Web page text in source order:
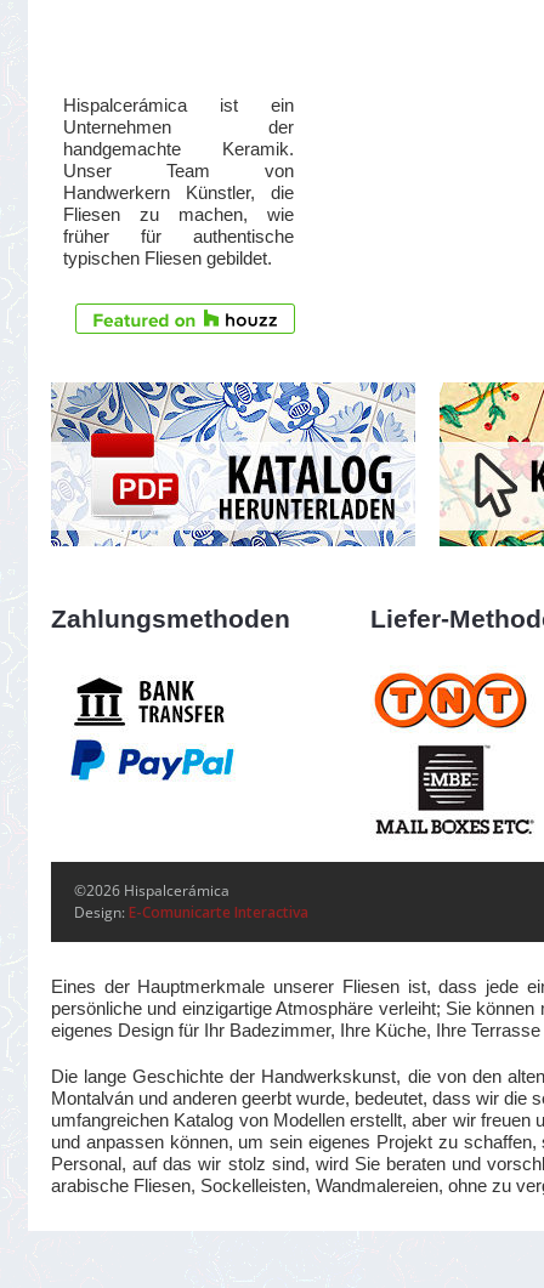
Hispalcerámica ist ein
Unternehmen der
handgemachte Keramik.
Unser Team von
Handwerkern Künstler, die
Fliesen zu machen, wie
früher für authentische
typischen Fliesen gebildet.
Zahlungsmethoden Liefer-
©2026 Hispalcerámica
Design: E-Comunicarte Interactiva
Eines der Hauptmerkmale unserer Fliesen ist, dass jede
persönliche und einzigartige Atmosphäre verleiht; Sie
eigenes Design für Ihr Badezimmer, Ihre Küche, Ihre
Die lange Geschichte der Handwerkskunst, die von den
Montalván und anderen geerbt wurde, bedeutet, dass wir die
umfangreichen Katalog von Modellen erstellt, aber wir
und anpassen können, um sein eigenes Projekt zu
Personal, auf das wir stolz sind, wird Sie beraten und
arabische Fliesen, Sockelleisten, Wandmalereien, ohne zu